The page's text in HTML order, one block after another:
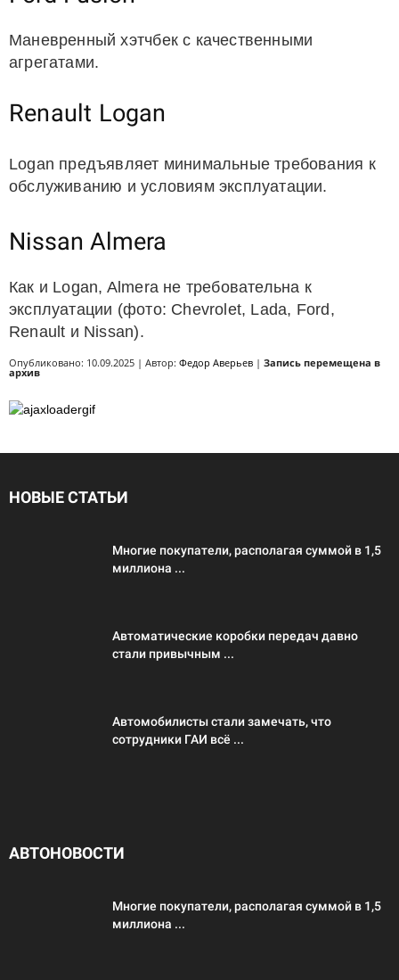
Маневренный хэтчбек с качественными
агрегатами.
Renault Logan
Logan предъявляет минимальные требования к
обслуживанию и условиям эксплуатации.
Nissan Almera
Как и Logan, Almera не требовательна к
эксплуатации (фото: Chevrolet, Lada, Ford,
Renault и Nissan).
Опубликовано: 10.09.2025 | Автор: Федор Аверьев | Запись перемещена в
архив
НОВЫЕ СТАТЬИ
Многие покупатели, располагая суммой в 1,5
миллиона ...
Автоматические коробки передач давно
стали привычным ...
Автомобилисты стали замечать, что
сотрудники ГАИ всё ...
АВТОНОВОСТИ
Многие покупатели, располагая суммой в 1,5
миллиона ...